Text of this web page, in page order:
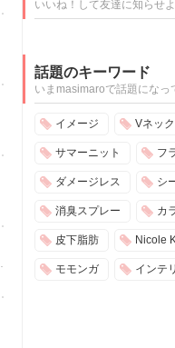
いいね！して友達に知らせ
話題のキーワード
いまmasimaroで話題になっ
イメージ Vネック
サマーニット フ
ダメージレス シ
消臭スプレー カ
皮下脂肪 Nicole
モモンガ インテ